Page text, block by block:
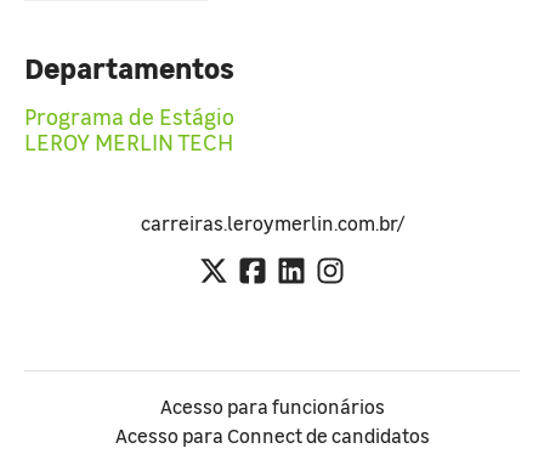
Departamentos
Programa de Estágio
LEROY MERLIN TECH
carreiras.leroymerlin.com.br/
Acesso para funcionários
Acesso para Connect de candidatos